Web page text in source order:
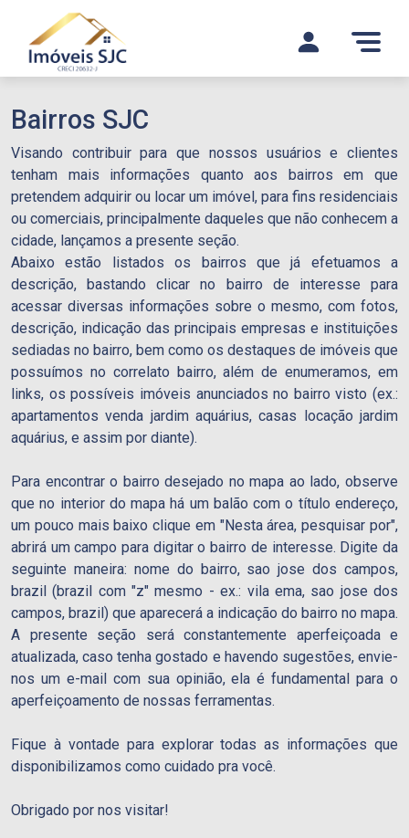
Bairros SJC
Visando contribuir para que nossos usuários e clientes
tenham mais informações quanto aos bairros em que
pretendem adquirir ou locar um imóvel, para fins residenciais
ou comerciais, principalmente daqueles que não conhecem a
cidade, lançamos a presente seção.
Abaixo estão listados os bairros que já efetuamos a
descrição, bastando clicar no bairro de interesse para
acessar diversas informações sobre o mesmo, com fotos,
descrição, indicação das principais empresas e instituições
sediadas no bairro, bem como os destaques de imóveis que
possuímos no correlato bairro, além de enumeramos, em
links, os possíveis imóveis anunciados no bairro visto (ex.:
apartamentos venda jardim aquárius, casas locação jardim
aquárius, e assim por diante).
Para encontrar o bairro desejado no mapa ao lado, observe
que no interior do mapa há um balão com o título endereço,
um pouco mais baixo clique em "Nesta área, pesquisar por",
abrirá um campo para digitar o bairro de interesse. Digite da
seguinte maneira: nome do bairro, sao jose dos campos,
brazil (brazil com "z" mesmo - ex.: vila ema, sao jose dos
campos, brazil) que aparecerá a indicação do bairro no mapa.
A presente seção será constantemente aperfeiçoada e
atualizada, caso tenha gostado e havendo sugestões, envie-
nos um e-mail com sua opinião, ela é fundamental para o
aperfeiçoamento de nossas ferramentas.
Fique à vontade para explorar todas as informações que
disponibilizamos como cuidado pra você.
Obrigado por nos visitar!